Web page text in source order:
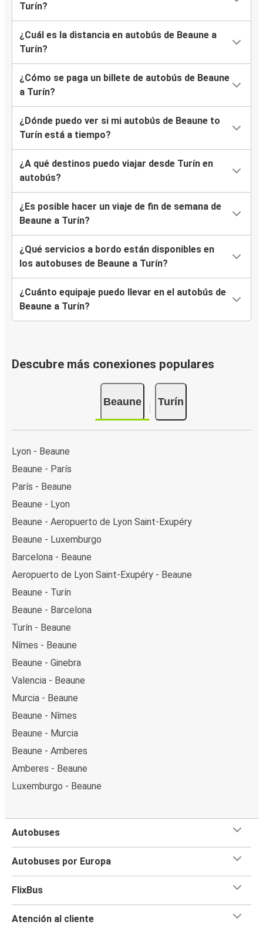
Turín?
¿Cuál es la distancia en autobús de Beaune a
Turín?
¿Cómo se paga un billete de autobús de Beaune
a Turín?
¿Dónde puedo ver si mi autobús de Beaune to
Turín está a tiempo?
¿A qué destinos puedo viajar desde Turín en
autobús?
¿Es posible hacer un viaje de fin de semana de
Beaune a Turín?
¿Qué servicios a bordo están disponibles en
los autobuses de Beaune a Turín?
¿Cuánto equipaje puedo llevar en el autobús de
Beaune a Turín?
Descubre más conexiones populares
Beaune Turín
Lyon - Beaune
Beaune - París
París - Beaune
Beaune - Lyon
Beaune - Aeropuerto de Lyon Saint-Exupéry
Beaune - Luxemburgo
Barcelona - Beaune
Aeropuerto de Lyon Saint-Exupéry - Beaune
Beaune - Turín
Beaune - Barcelona
Turín - Beaune
Nîmes - Beaune
Beaune - Ginebra
Valencia - Beaune
Murcia - Beaune
Beaune - Nîmes
Beaune - Murcia
Beaune - Amberes
Amberes - Beaune
Luxemburgo - Beaune
Autobuses
Autobuses por Europa
FlixBus
Atención al cliente